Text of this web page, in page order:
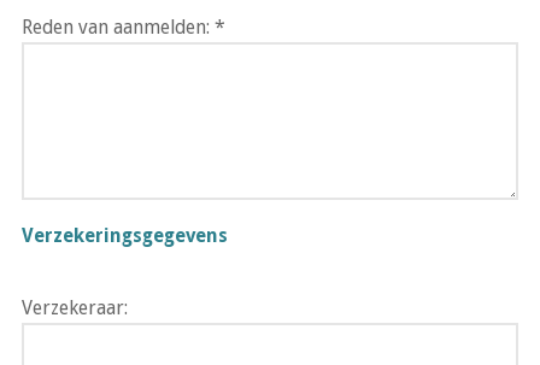
Reden van aanmelden:
Verzekeringsgegevens
Verzekeraar: